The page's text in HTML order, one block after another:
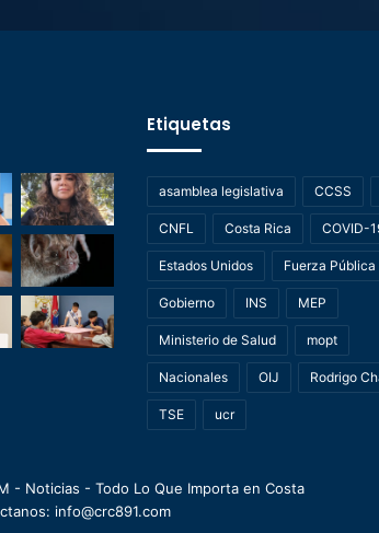
Etiquetas
asamblea legislativa CCSS
CNFL Costa Rica COVID-
Estados Unidos Fuerza Pública
Gobierno INS MEP
Ministerio de Salud mopt
Nacionales OIJ Rodrigo
TSE ucr
- Noticias - Todo Lo Que Importa en Costa
info@crc891.com